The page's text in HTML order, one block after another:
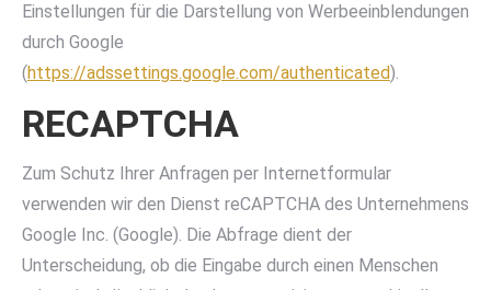
Einstellungen für die Darstellung von Werbeeinblendungen
durch Google
(https://adssettings.google.com/authenticated).
RECAPTCHA
Zum Schutz Ihrer Anfragen per Internetformular
verwenden wir den Dienst reCAPTCHA des Unternehmens
Google Inc. (Google). Die Abfrage dient der
Unterscheidung, ob die Eingabe durch einen Menschen